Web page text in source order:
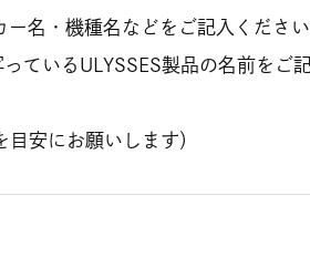
名・機種名などをご記入ください
っているULYSSES製品の名前をご
安にお願いします）